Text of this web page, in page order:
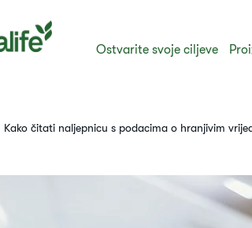
Ostvarite svoje ciljeve
Kako čitati naljepnicu s podacima o hranjivim